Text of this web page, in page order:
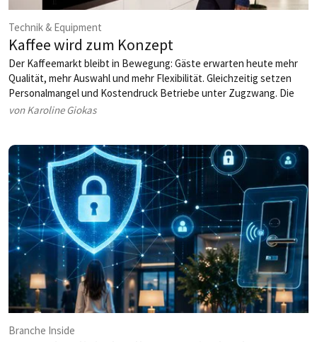
Technik & Equipment
Kaffee wird zum Konzept
Der Kaffeemarkt bleibt in Bewegung: Gäste erwarten heute mehr
Qualität, mehr Auswahl und mehr Flexibilität. Gleichzeitig setzen
Personalmangel und Kostendruck Betriebe unter Zugzwang. Die
Antwort der Branche: Hightech-Vollautomaten, neue
von Karoline Giokas
Branche Inside